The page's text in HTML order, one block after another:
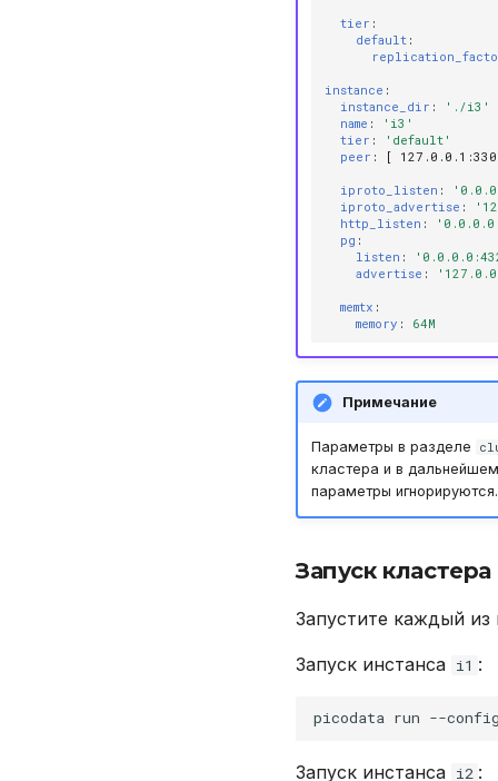
tier :
default :
instance :
instance_dir :
'./i3'
name :
'i3'
tier :
'default'
peer : [ 127.0.0.1 :
iproto_listen :
iproto_advertise :
http_listen :
pg :
listen :
advertise :
memtx :
memory : 64M
Примечание
Параметры в разделе
кластера и в
параметры игнорируются.
Запуск кластера
Запустите каждый
Запуск инстанса i1 :
picodata run --config
Запуск инстанса i2 :